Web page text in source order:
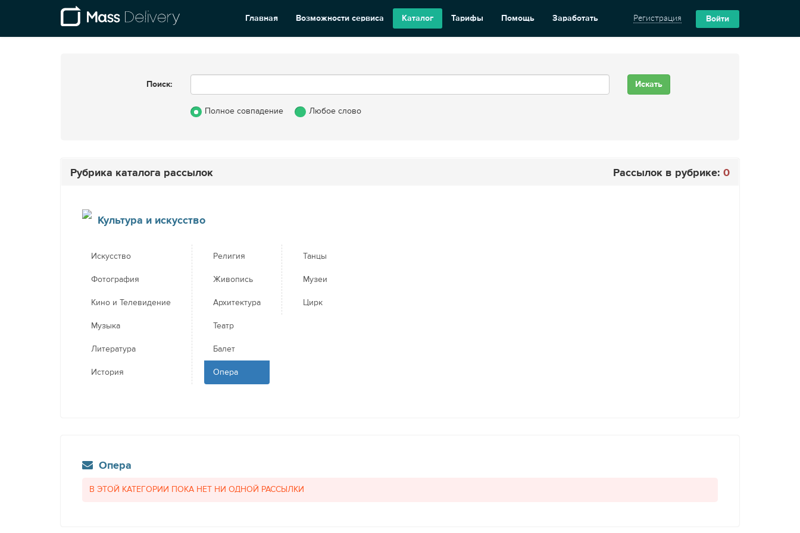
Главная Возможности сервиса Каталог Тарифы Помощь Заработать Регистрация Войти
Поиск:
Полное совпадение Любое слово
Рубрика каталога рассылок Рассылок в рубрике: 0
Культура и искусство
Искусство
Фотография
Кино и Телевидение
Музыка
Литература
История
Религия
Живопись
Архитектура
Театр
Балет
Опера
Танцы
Музеи
Цирк
Опера
В ЭТОЙ КАТЕГОРИИ ПОКА НЕТ НИ ОДНОЙ РАССЫЛКИ